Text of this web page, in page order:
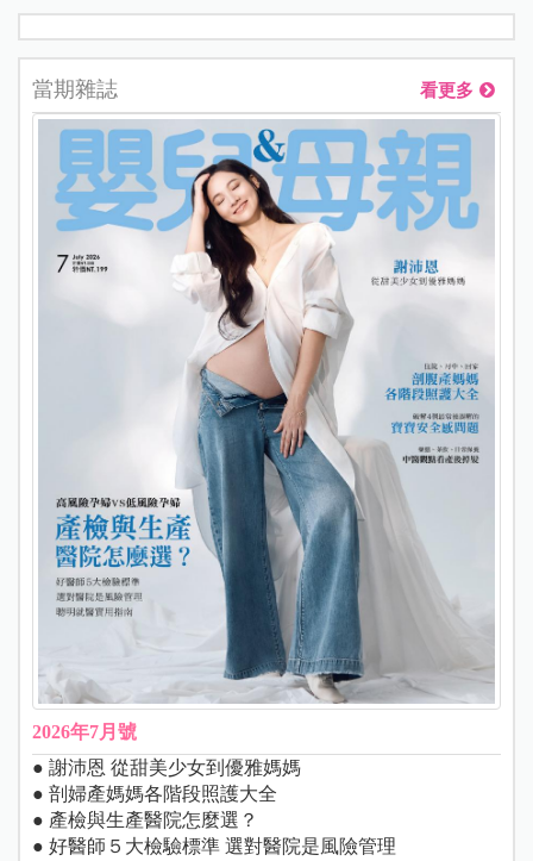
當期雜誌 看更多
2026年7月號
● 謝沛恩 從甜美少女到優雅媽媽
● 剖婦產媽媽各階段照護大全
● 產檢與生產醫院怎麼選？
● 好醫師５大檢驗標準 選對醫院是風險管理